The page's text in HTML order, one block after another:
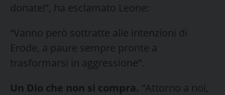
donate!”, ha esclamato Leone:
“Vanno però sottratte alle intenzioni di
Erode, a paure sempre pronte a
trasformarsi in aggressione”.
Un Dio che non si compra. “Attorno a noi,